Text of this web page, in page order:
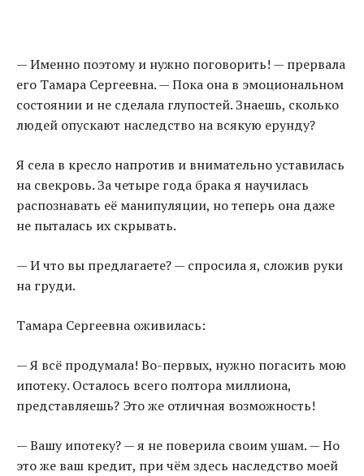
— Именно поэтому и нужно поговорить! — прервала
его Тамара Сергеевна. — Пока она в эмоциональном
состоянии и не сделала глупостей. Знаешь, сколько
людей опускают наследство на всякую ерунду?
Я села в кресло напротив и внимательно уставилась
на свекровь. За четыре года брака я научилась
распознавать её манипуляции, но теперь она даже
не пыталась их скрывать.
— И что вы предлагаете? — спросила я, сложив руки
на груди.
Тамара Сергеевна оживилась:
— Я всё продумала! Во-первых, нужно погасить мою
ипотеку. Осталось всего полтора миллиона,
представляешь? Это же отличная возможность!
— Вашу ипотеку? — я не поверила своим ушам. — Но
это же ваш кредит, при чём здесь наследство моей